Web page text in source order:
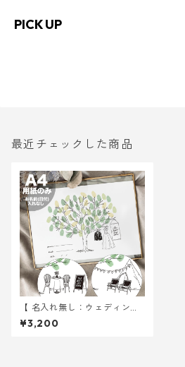
PICK UP
最近チェックした商品
【 名入れ無し：ウェディング
ツリー 】 under the tree A4
サイズ 用紙のみ ｜ 結婚式 ウ
¥3,200